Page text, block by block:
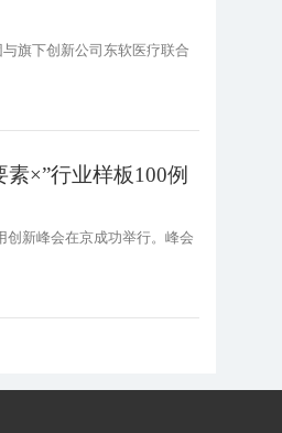
旗下创新公司东软医疗联合
×”行业样板100例
创新峰会在京成功举行。峰会